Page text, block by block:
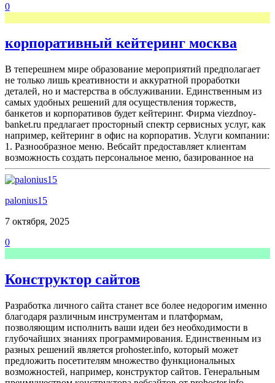
0
корпоративный кейтеринг москва
В теперешнем мире образование мероприятий предполагает
не только лишь креативности и аккуратной проработки
деталей, но и мастерства в обслуживании. Единственным из
самых удобных решений для осуществления торжеств,
банкетов и корпоративов будет кейтеринг. Фирма viezdnoy-
banket.ru предлагает просторный спектр сервисных услуг, как
например, кейтеринг в офис на корпоратив. Услуги компании:
1. Разнообразное меню. Вебсайт предоставляет клиентам
возможность создать персональное меню, базированное на
palonius15
7 октября, 2025
0
Конструктор сайтов
Разработка личного сайта станет все более недорогим именно
благодаря различным инструментам и платформам,
позволяющим исполнить ваши идеи без необходимости в
глубочайших знаниях программирования. Единственным из
разных решений является prohoster.info, который может
предложить посетителям множество функциональных
возможностей, например, конструктор сайтов. Генеральным